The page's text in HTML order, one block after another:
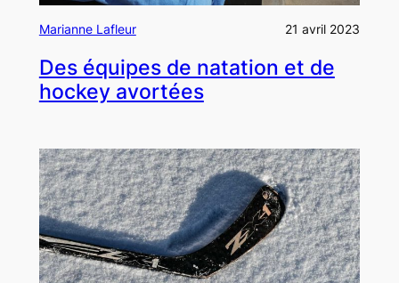
Marianne Lafleur 21 avril 2023
Des équipes de natation et de
hockey avortées